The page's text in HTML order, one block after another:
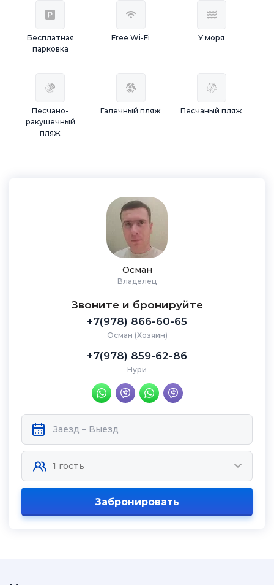
Бесплатная
парковка
Free Wi-Fi У моря
Песчано-
ракушечный
пляж
Галечный пляж Песчаный пляж
Осман
Владелец
Звоните и бронируйте
+7(978) 866-60-65
Осман (Хозяин)
+7(978) 859-62-86
Нури
Забронировать